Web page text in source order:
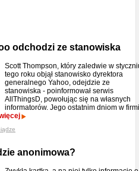
odchodzi ze stanowiska
Scott Thompson, który zaledwie w
tego roku objął stanowisko dyrektora
generalnego Yahoo, odejdzie ze
stanowiska - poinformował serwis
AllThingsD, powołując się na własnych
informatorów. Jego ostatnim dniom w
anonimowa?